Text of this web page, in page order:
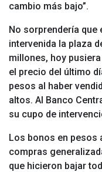
cambio más bajo”.
No sorprendería que
intervenida la plaza
millones, hoy
el precio del último
pesos al haber
altos. Al Banco
su cupo de
Los bonos en pesos
compras
que hicieron bajar